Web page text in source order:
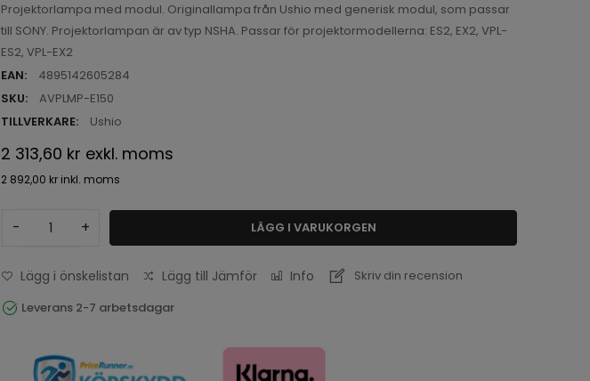
Projektorlampa med modul. Originallampa från Ushio med generisk modul, som passar
till SONY. Projektorlampan är av typ NSHA. Passar för projektormodellerna: ES2, EX2, VPL-
ES2, VPL-EX2
EAN:
4895142605284
SKU:
AVPLMP-E150
TILLVERKARE:
Ushio
2 313,60 kr exkl. moms
2 892,00 kr inkl. moms
- + LÄGG I VARUKORGEN
Lägg i önskelistan Lägg till Jämför Info
Skriv din recension
Leverans 2-7 arbetsdagar